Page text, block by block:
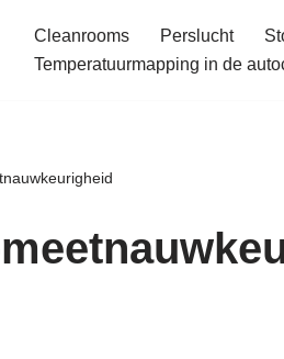
Cleanrooms Perslucht
Temperatuurmapping in de